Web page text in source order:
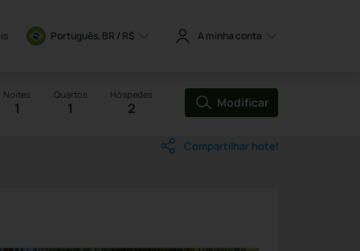
Português, BR / R$ A minha conta
Noites
1
Quartos
1
Hóspedes
2 Modificar
Compartilhar hotel